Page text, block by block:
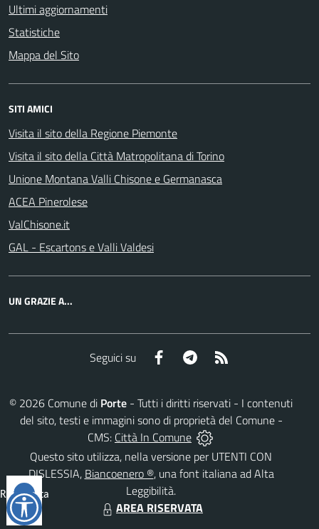
Ultimi aggiornamenti
Statistiche
Mappa del Sito
SITI AMICI
Visita il sito della Regione Piemonte
Visita il sito della Città Matropolitana di Torino
Unione Montana Valli Chisone e Germanasca
ACEA Pinerolese
ValChisone.it
GAL - Escartons e Valli Valdesi
UN GRAZIE A...
Seguici su Facebook Telegram
© 2026 Comune di Porte - Tutti i diritti riservati - I contenuti
del sito, testi e immagini sono di proprietà del Comune -
CMS: Città In Comune
Questo sito utilizza, nella versione per UTENTI CON
DISLESSIA, Biancoenero ®, una font italiana ad Alta
Leggibilità.
AREA RISERVATA
Reimposta
tutto